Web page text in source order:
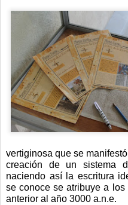
vertiginosa que se
creación de un sistema
naciendo así la escritura
se conoce se atribuye a
anterior al año 3000 a.n.e.